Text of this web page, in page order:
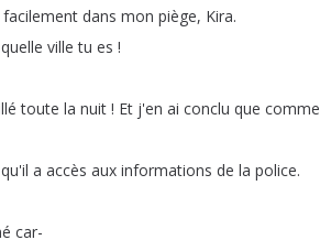
facilement dans mon piège, Kira.
quelle ville tu es !
toute la nuit ! Et j'en ai conclu que comme
qu'il a accès aux informations de la police.
car-